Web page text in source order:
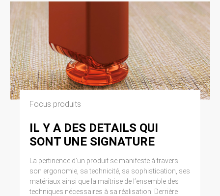
Focus produits
IL Y A DES DETAILS QUI
SONT UNE SIGNATURE
La pertinence d’un produit se manifeste à travers
son ergonomie, sa technicité, sa sophistication, ses
matériaux ainsi que la maîtrise de l’ensemble des
techniques nécessaires à sa réalisation. Derrière